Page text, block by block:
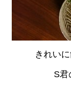
きれい
S君